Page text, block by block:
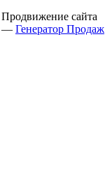
Продвижение сайта
— Генератор Продаж